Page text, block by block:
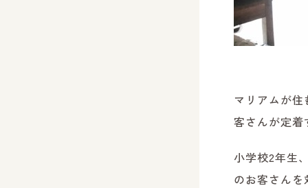
マリアムが
客さんが定
小学校2年生
のお客さん